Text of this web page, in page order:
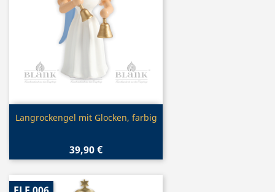
Vorschau
Langrockengel mit Glocken, farbig
39,90 €